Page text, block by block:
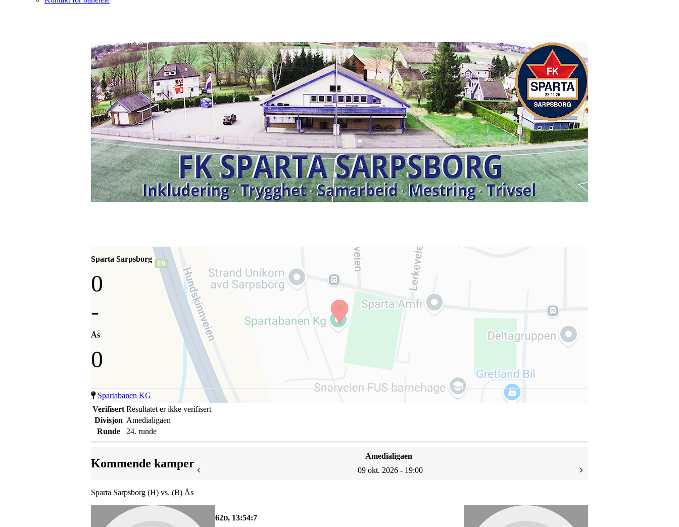
Sparta Sarpsborg
0
-
Ås
0
Spartabanen KG
Verifisert Resultatet er ikke verifisert
Divisjon Amedialigaen
Runde
24. runde
Kommende kamper
Amedialigaen
09 okt. 2026 - 19:00
Sparta Sarpsborg (H) vs. (B) Ås
62D, 13:54:6